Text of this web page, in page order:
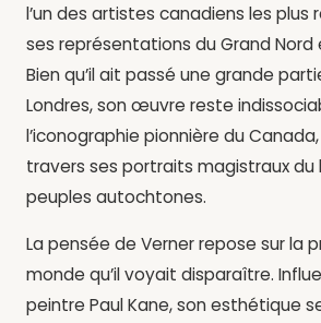
l’un des artistes canadiens les plus
ses représentations du Grand Nord
Bien qu’il ait passé une grande
Londres, son œuvre reste
l’iconographie pionnière du
travers ses portraits magistraux du
peuples autochtones.
La pensée de Verner repose sur la
monde qu’il voyait disparaître.
peintre Paul Kane, son esthétique